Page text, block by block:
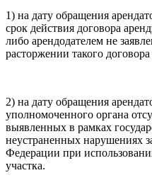
1) на дату обращения
срок действия договора
либо арендодателем не
расторжении такого
2) на дату обращения
уполномоченного органа
выявленных в рамках
неустраненных нарушениях
Федерации при
участка.